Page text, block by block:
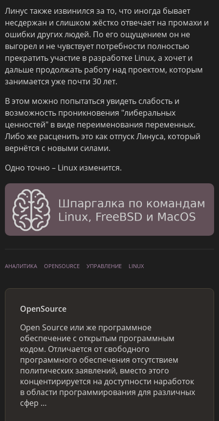
Линус также извинился за то, что иногда бывает
несдержан и слишком жёстко отвечает на промахи и
ошибки других людей. По его ощущением он не
выгорел и не чувствует потребности полностью
прекратить участие в разработке Linux, а хочет и
дальше продолжать работу над проектом, которым
занимается уже почти 30 лет.
В этом можно попытаться увидеть слабость и
возможность проникновения "либеральных
ценностей" в виде переименования переменных.
Либо же расценить это как отпуск Линуса, который
вернётся с новыми силами.
Одно точно – Linux изменится.
АНАЛИТИКА OPENSOURCE УПРАВЛЕНИЕ LINUX
OpenSource
Open Source или же программное
обеспечение с открытым программным
кодом. Отличается от свободного
программного обеспечения отсутствием
политических заявлений, вместо этого
концентирируется на доступности наработок
в области программирования для различных
сфер …